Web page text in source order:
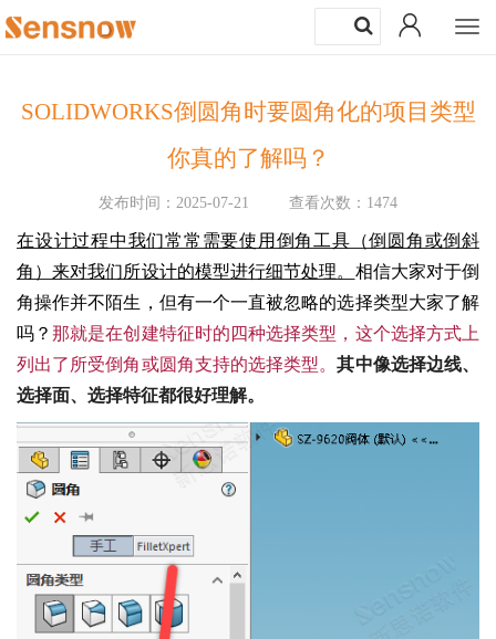
SOLIDWORKS倒圆角时要圆角化的项目类型
你真的了解吗？
发布时间：2025-07-21 查看次数：1474
在设计过程中我们常常需要使用倒角工具（倒圆角或倒斜
角）来对我们所设计的模型进行细节处理。 相信大家对于倒
角操作并不陌生，但有一个一直被忽略的选择类型大家了解
吗？那就是在创建特征时的四种选择类型，这个选择方式上
列出了所受倒角或圆角支持的选择类型。其中像选择边线、
选择面、选择特征都很好理解。